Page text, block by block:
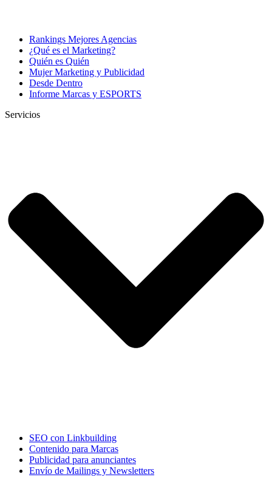
Rankings Mejores Agencias
¿Qué es el Marketing?
Quién es Quién
Mujer Marketing y Publicidad
Desde Dentro
Informe Marcas y ESPORTS
Servicios
SEO con Linkbuilding
Contenido para Marcas
Publicidad para anunciantes
Envío de Mailings y Newsletters